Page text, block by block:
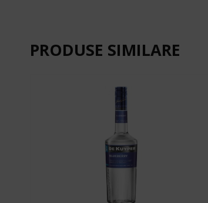
PRODUSE SIMILARE